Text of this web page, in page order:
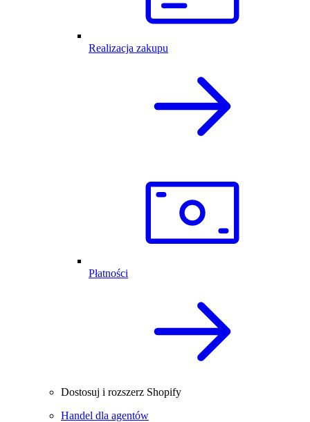
Realizacja zakupu
Płatności
Dostosuj i rozszerz Shopify
Handel dla agentów